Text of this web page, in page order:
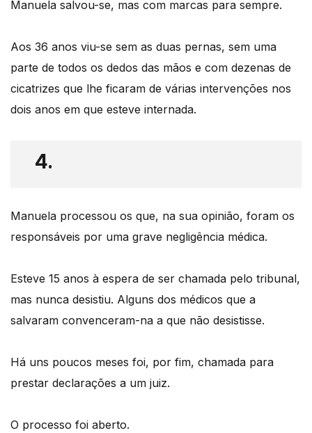
Manuela salvou-se, mas com marcas para sempre.
Aos 36 anos viu-se sem as duas pernas, sem uma
parte de todos os dedos das mãos e com dezenas de
cicatrizes que lhe ficaram de várias intervenções nos
dois anos em que esteve internada.
4.
Manuela processou os que, na sua opinião, foram os
responsáveis por uma grave negligência médica.
Esteve 15 anos à espera de ser chamada pelo tribunal,
mas nunca desistiu. Alguns dos médicos que a
salvaram convenceram-na a que não desistisse.
Há uns poucos meses foi, por fim, chamada para
prestar declarações a um juiz.
O processo foi aberto.